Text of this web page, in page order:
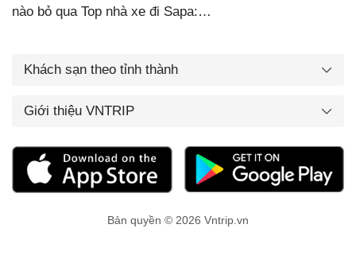
nào bỏ qua Top nhà xe đi Sapa:…
Khách sạn theo tỉnh thành
Giới thiệu VNTRIP
Bản quyền © 2026 Vntrip.vn